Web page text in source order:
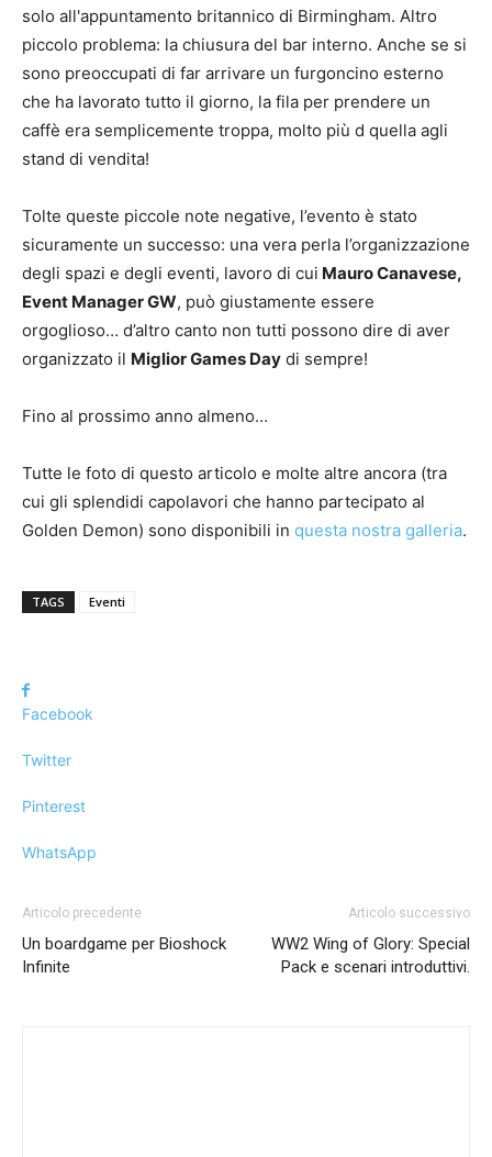
solo all'appuntamento britannico di Birmingham. Altro
piccolo problema: la chiusura del bar interno. Anche se si
sono preoccupati di far arrivare un furgoncino esterno
che ha lavorato tutto il giorno, la fila per prendere un
caffè era semplicemente troppa, molto più d quella agli
stand di vendita!
Tolte queste piccole note negative, l’evento è stato
sicuramente un successo: una vera perla l’organizzazione
degli spazi e degli eventi, lavoro di cui Mauro Canavese,
Event Manager GW, può giustamente essere
orgoglioso… d’altro canto non tutti possono dire di aver
organizzato il Miglior Games Day di sempre!
Fino al prossimo anno almeno…
Tutte le foto di questo articolo e molte altre ancora (tra
cui gli splendidi capolavori che hanno partecipato al
Golden Demon) sono disponibili in questa nostra galleria.
TAGS Eventi
Facebook
Twitter
Pinterest
WhatsApp
Articolo precedente
Un boardgame per Bioshock
Infinite
Articolo successivo
WW2 Wing of Glory: Special
Pack e scenari introduttivi.